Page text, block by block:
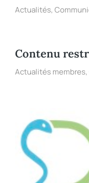
Actualités,
Contenu
Actualités membres,